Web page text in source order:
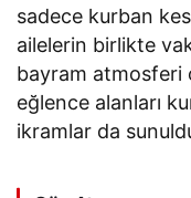
sadece kurban
ailelerin birlikte
bayram atmosferi
eğlence alanları
ikramlar da